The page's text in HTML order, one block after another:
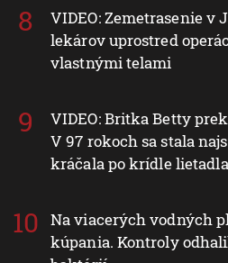
VIDEO: Zemetrasenie v
lekárov uprostred
vlastnými telami
VIDEO: Britka Betty
V 97 rokoch sa stala
kráčala po krídle lietadla
Na viacerých vodných
kúpania. Kontroly